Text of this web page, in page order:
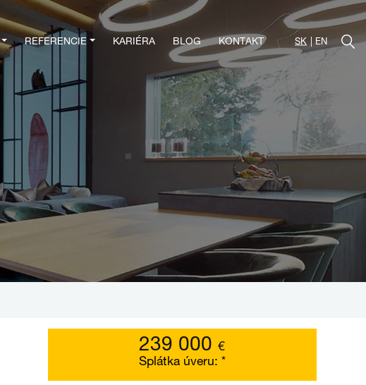
REFERENCIE KARIÉRA BLOG KONTAKT SK EN
239 000€
Splátka úveru: *